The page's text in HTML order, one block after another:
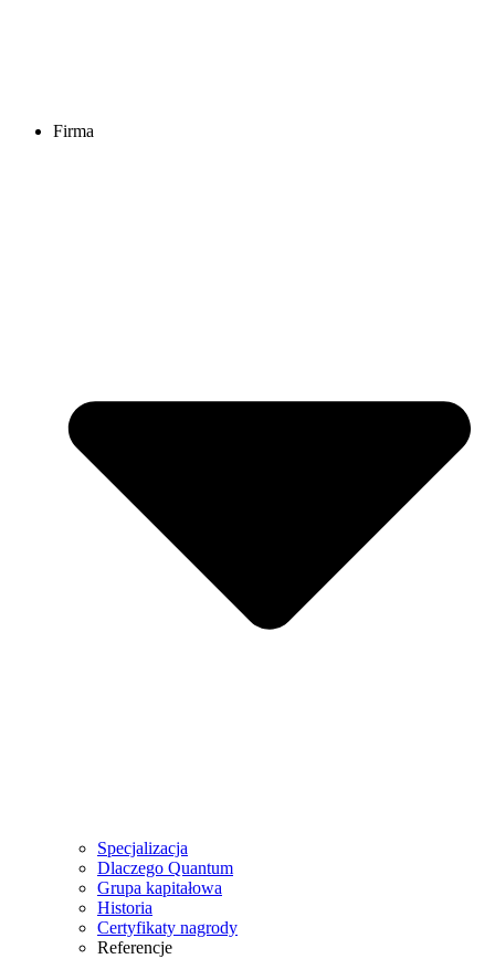
Firma
Specjalizacja
Dlaczego Quantum
Grupa kapitałowa
Historia
Certyfikaty nagrody
Referencje